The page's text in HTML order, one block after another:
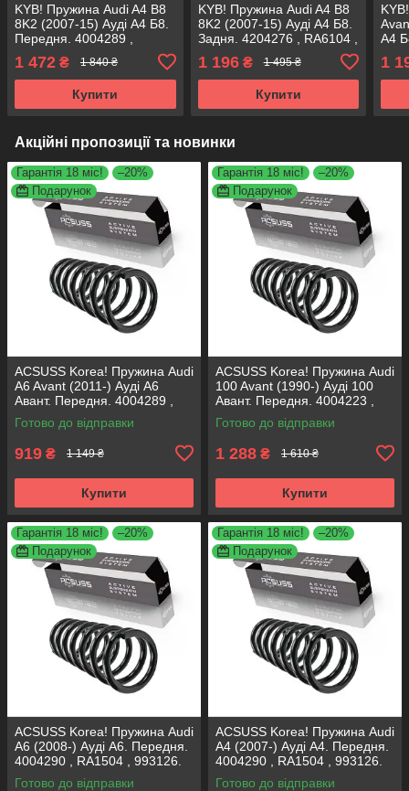
KYB! Пружина Audi A4 B8
8K2 (2007-15) Ауді А4 Б8.
Передня. 4004289 ,
RA3798 , 993124. Каяба
1 472 ₴ 1 840 ₴
Купити
KYB! Пружина Audi A4 B8
8K2 (2007-15) Ауді А4 Б8.
Задня. 4204276 , RA6104 ,
1 196₴ 1 495 ₴
Купити
А4
1
Акційні пропозиції та новинки
Гарантія 18 міс!
–20%
Подарунок
ACSUSS Korea! Пружина Audi
A6 Avant (2011-) Ауді А6
Авант. Передня. 4004289 ,
RA3798 , 993124. Аксусс
Корея
Готово до відправки
919 ₴ 1 149 ₴
Купити
Гарантія 18 міс!
–20%
Подарунок
ACSUSS Korea! Пружина Audi
100 Avant (1990-) Ауді 100
Авант. Передня. 4004223 ,
RH1011 , 997224. Аксусс
Корея
Готово до відправки
1 288 ₴ 1 610 ₴
Купити
Гарантія 18 міс!
–20%
Подарунок
ACSUSS Korea! Пружина Audi
A6 (2008-) Ауді А6. Передня.
4004290 , RA1504 , 993126.
Аксусс Корея
Готово до відправки
Гарантія 18 міс!
–20%
Подарунок
ACSUSS Korea! Пружина Audi
A4 (2007-) Ауді А4. Передня.
4004290 , RA1504 , 993126.
Аксусс Корея
Готово до відправки